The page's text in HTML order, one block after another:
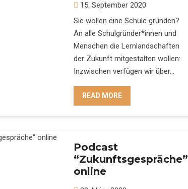
15. September 2020
Sie wollen eine Schule gründen?
An alle Schulgründer*innen und
Menschen die Lernlandschaften
der Zukunft mitgestalten wollen:
Inzwischen verfügen wir über…
READ MORE
Podcast
“Zukunftsgespräche”
online